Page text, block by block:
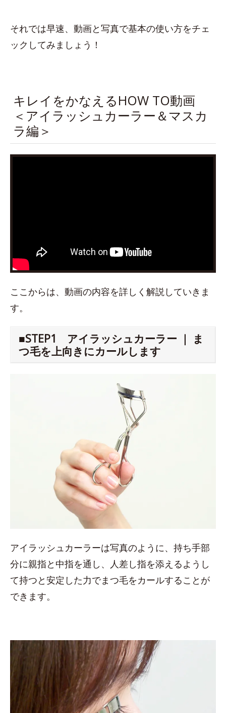
それでは早速、動画と写真で基本の使い方をチェ
ックしてみましょう！
キレイをかなえるHOW TO動画
＜アイラッシュカーラー＆マスカ
ラ編＞
ここからは、動画の内容を詳しく解説していきま
す。
■STEP1 アイラッシュカーラー ｜ ま
つ毛を上向きにカールします
アイラッシュカーラーは写真のように、持ち手部
分に親指と中指を通し、人差し指を添えるようし
て持つと安定した力でまつ毛をカールすることが
できます。